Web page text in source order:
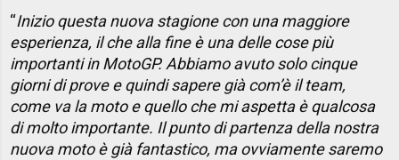
“Inizio questa nuova stagione con una maggiore
esperienza, il che alla fine è una delle cose più
importanti in MotoGP. Abbiamo avuto solo cinque
giorni di prove e quindi sapere già com’è il team,
come va la moto e quello che mi aspetta è qualcosa
di molto importante. Il punto di partenza della nostra
nuova moto è già fantastico, ma ovviamente saremo